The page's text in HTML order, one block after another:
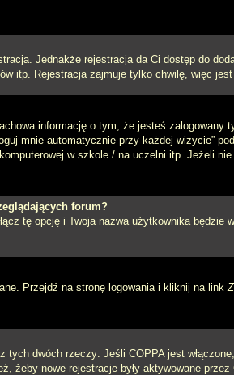
Jednakże rejestracja da Ci dostęp do
itp. Rejestracja zajmuje tylko chwilę, więc
informację o tym, że jesteś zalogowany
mnie automatycznie przy każdej wizycie”
w szkole / na uczelni itp. Jeżeli
forum?
tę opcję i Twoja nazwa użytkownika będzie
Przejdź na stronę logowania i kliknij na link
dwóch rzeczy: Jeśli COPPA jest
żeby nowe rejestracje były aktywowane